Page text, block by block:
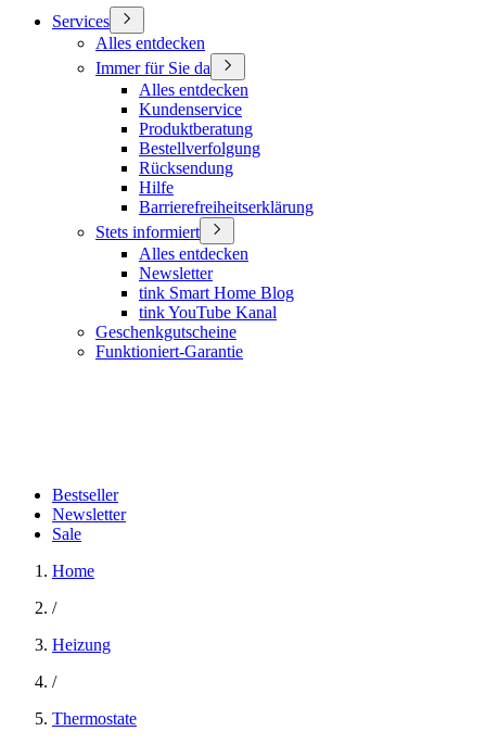
Services
Alles entdecken
Immer für Sie da
Alles entdecken
Kundenservice
Produktberatung
Bestellverfolgung
Rücksendung
Hilfe
Barrierefreiheitserklärung
Stets informiert
Alles entdecken
Newsletter
tink Smart Home Blog
tink YouTube Kanal
Geschenkgutscheine
Funktioniert-Garantie
Bestseller
Newsletter
Sale
Home
/
Heizung
/
Thermostate